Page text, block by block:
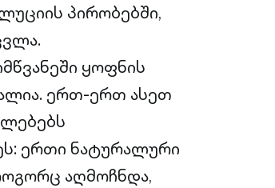
პირობებში,
ყოფნის
ერთ-ერთ ასეთ
ერთი ნატურალური
აღმოჩნდა,